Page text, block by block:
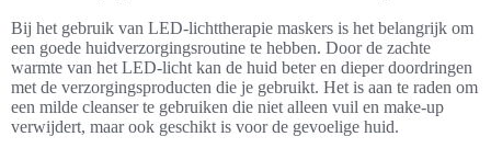
Bij het gebruik van LED-lichttherapie maskers is het belangrijk om
een goede huidverzorgingsroutine te hebben. Door de zachte
warmte van het LED-licht kan de huid beter en dieper doordringen
met de verzorgingsproducten die je gebruikt. Het is aan te raden om
een milde cleanser te gebruiken die niet alleen vuil en make-up
verwijdert, maar ook geschikt is voor de gevoelige huid.